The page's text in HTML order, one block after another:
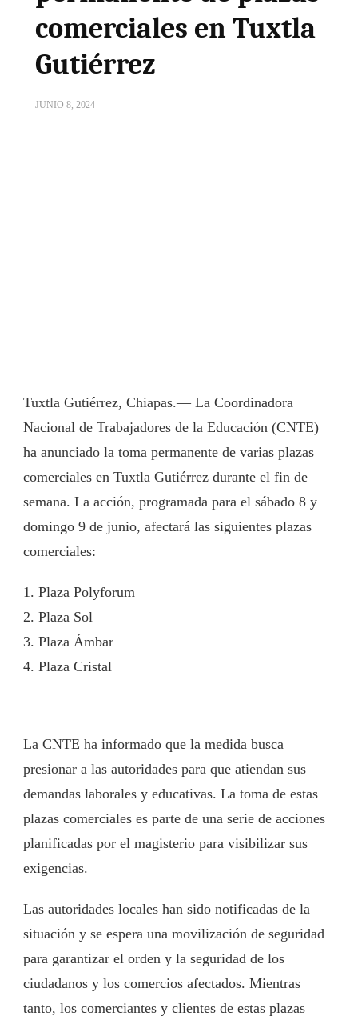
comerciales en Tuxtla
Gutiérrez
JUNIO 8, 2024
Tuxtla Gutiérrez, Chiapas.— La Coordinadora
Nacional de Trabajadores de la Educación (CNTE)
ha anunciado la toma permanente de varias plazas
comerciales en Tuxtla Gutiérrez durante el fin de
semana. La acción, programada para el sábado 8 y
domingo 9 de junio, afectará las siguientes plazas
comerciales:
1. Plaza Polyforum
2. Plaza Sol
3. Plaza Ámbar
4. Plaza Cristal
La CNTE ha informado que la medida busca
presionar a las autoridades para que atiendan sus
demandas laborales y educativas. La toma de estas
plazas comerciales es parte de una serie de acciones
planificadas por el magisterio para visibilizar sus
exigencias.
Las autoridades locales han sido notificadas de la
situación y se espera una movilización de seguridad
para garantizar el orden y la seguridad de los
ciudadanos y los comercios afectados. Mientras
tanto, los comerciantes y clientes de estas plazas